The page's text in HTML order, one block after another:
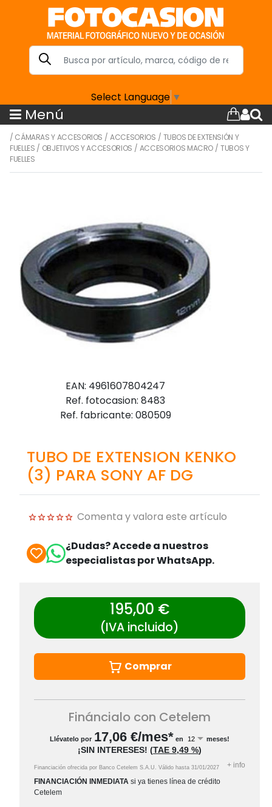
Select Language ▼
Menú
/ CÁMARAS Y ACCESORIOS /ACCESORIOS / TUBOS DE EXTENSIÓN Y
FUELLES / OBJETIVOS Y ACCESORIOS / ACCESORIOS MACRO /TUBOS Y
FUELLES
EAN: 4961607804247
Ref. fotocasion: 8483
Ref. fabricante: 080509
TUBO DE EXTENSION KENKO
(3) PARA SONY AF DG
Comenta y valora este artículo
¿Dudas? Accede a nuestros
especialistas por WhatsApp.
195,00 €
(IVA incluido)
Comprar
Fináncialo con Cetelem
Llévatelo por 17,06 €/mes* en meses!
¡SIN INTERESES! (TAE 9,49 %)
Financiación ofrecida por Banco Cetelem S.A.U. Válido hasta 31/01/2027 + info
FINANCIACIÓN INMEDIATA si ya tienes línea de crédito
Cetelem